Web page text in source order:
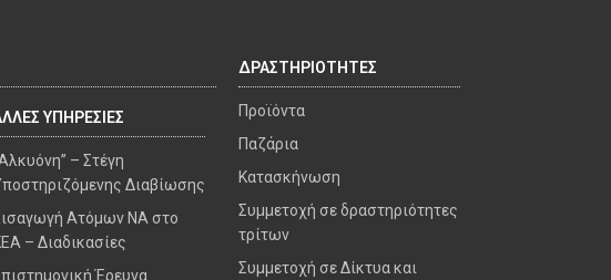
ΥΠΗΡΕΣΙΕΣ
– Στέγη
Διαβίωσης
Ατόμων ΝΑ στο
– Διαδικασίες
Έρευνα
ΔΡΑΣΤΗΡΙΟΤΗΤΕΣ
Προϊόντα
Παζάρια
Κατασκήνωση
Συμμετοχή σε δραστηριότητες
τρίτων
Συμμετοχή σε Δίκτυα και